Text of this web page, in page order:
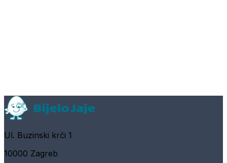
Ul. Buzinski krči 1
10000 Zagreb